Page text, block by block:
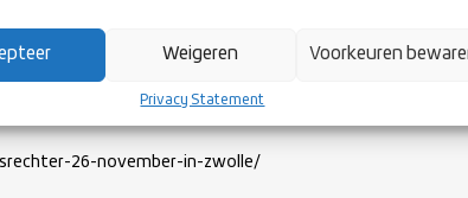
Weigeren Voorkeuren
Privacy Statement
IN ZWOLLE
26-november-in-zwolle/